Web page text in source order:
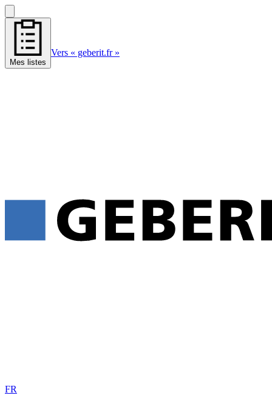
Mes listes
Vers « geberit.fr »
FR